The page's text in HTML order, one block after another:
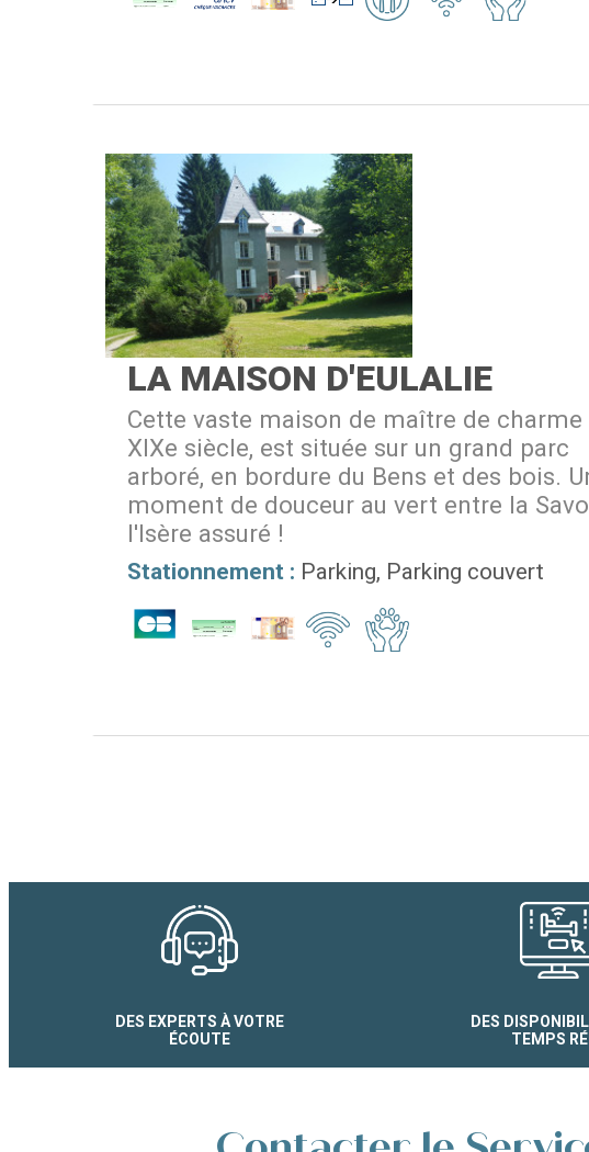
LA MAISON D'EULALIE
Cette vaste maison de maître de charme
XIXe siècle, est située sur un grand parc
arboré, en bordure du Bens et des bois.
moment de douceur au vert entre la
l'Isère assuré !
Stationnement : Parking Parking couvert
DES EXPERTS À VOTRE
ÉCOUTE
DES
TEMPS